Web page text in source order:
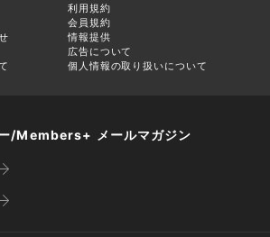
利用規約
会員規約
情報提供
広告について
個人情報の取り扱いについて
/Members+ メールマガジン